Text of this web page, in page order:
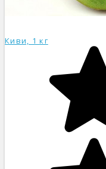
Киви, 1 кг